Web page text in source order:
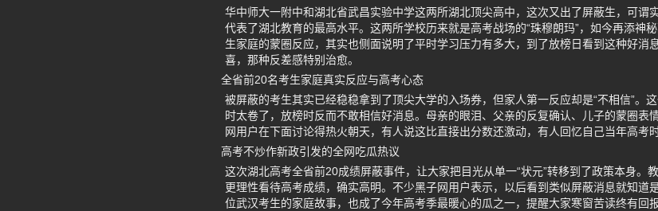
华中师大一附中和湖北省武昌实验中学这两所湖北顶尖高中，这次又出了屏蔽生，可谓
代表了湖北教育的最高水平。这两所学校历来就是高考战场的“珠穆朗玛”，如今再添神
生家庭的蒙圈反应，其实也侧面说明了平时学习压力有多大，到了放榜日看到这种好消
喜，那种反差感特别治愈。
全省前20名考生家庭真实反应与高考心态
被屏蔽的考生其实已经稳稳拿到了顶尖大学的入场券，但家人第一反应却是“不相信”。
时太卷了，放榜时反而不敢相信好消息。母亲的眼泪、父亲的反复确认、儿子的蒙圈表
网用户在下面讨论得热火朝天，有人说这比直接出分数还激动，有人回忆自己当年高考
高考不炒作新政引发的全网吃瓜热议
这次湖北高考全省前20成绩屏蔽事件，让大家把目光从单一“状元”转移到了政策本身。
更理性看待高考成绩，确实高明。不少黑子网用户表示，以后看到类似屏蔽消息就知道
位武汉考生的家庭故事，也成了今年高考季最暖心的瓜之一，提醒大家寒窗苦读终有回